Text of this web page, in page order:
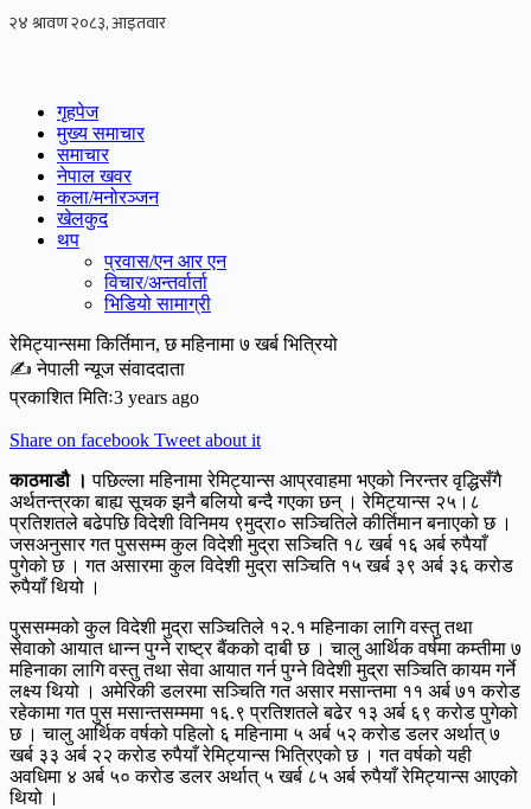
Skip
गृहपेज
मुख्य समाचार
समाचार
नेपाल खवर
कला/मनोरञ्जन
खेलकुद
थप
प्रवास/एन आर एन
विचार/अन्तर्वार्ता
भिडियो सामाग्री
रेमिट्यान्समा किर्तिमान, छ महिनामा ७ खर्ब भित्रियो
✍ नेपाली न्यूज संवाददाता
प्रकाशित मितिः3 years ago
Share on facebook Tweet about it
काठमाडौ । पछिल्ला महिनामा रेमिट्यान्स आप्रवाहमा भएको निरन्तर वृद्धिसँगै
अर्थतन्त्रका बाह्य सूचक झनै बलियो बन्दै गएका छन् । रेमिट्यान्स २५।८
प्रतिशतले बढेपछि विदेशी विनिमय ९मुद्रा० सञ्चितिले कीर्तिमान बनाएको छ ।
जसअनुसार गत पुससम्म कुल विदेशी मुद्रा सञ्चिति १८ खर्ब १६ अर्ब रुपैयाँ
पुगेको छ । गत असारमा कुल विदेशी मुद्रा सञ्चिति १५ खर्ब ३९ अर्ब ३६ करोड
रुपैयाँ थियो ।
पुससम्मको कुल विदेशी मुद्रा सञ्चितिले १२.१ महिनाका लागि वस्तु तथा
सेवाको आयात धान्न पुग्ने राष्ट्र बैंकको दाबी छ । चालु आर्थिक वर्षमा कम्तीमा ७
महिनाका लागि वस्तु तथा सेवा आयात गर्न पुग्ने विदेशी मुद्रा सञ्चिति कायम गर्ने
लक्ष्य थियो । अमेरिकी डलरमा सञ्चिति गत असार मसान्तमा ११ अर्ब ७१ करोड
रहेकामा गत पुस मसान्तसम्ममा १६.९ प्रतिशतले बढेर १३ अर्ब ६९ करोड पुगेको
छ । चालु आर्थिक वर्षको पहिलो ६ महिनामा ५ अर्ब ५२ करोड डलर अर्थात् ७
खर्ब ३३ अर्ब २२ करोड रुपैयाँ रेमिट्यान्स भित्रिएको छ । गत वर्षको यही
अवधिमा ४ अर्ब ५० करोड डलर अर्थात् ५ खर्ब ८५ अर्ब रुपैयाँ रेमिट्यान्स आएको
थियो ।